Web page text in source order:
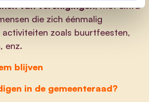
van verenigingen, met extra
die zich éénmalig
activiteiten zoals buurtfeesten,
enz.
blijven
in de gemeenteraad?